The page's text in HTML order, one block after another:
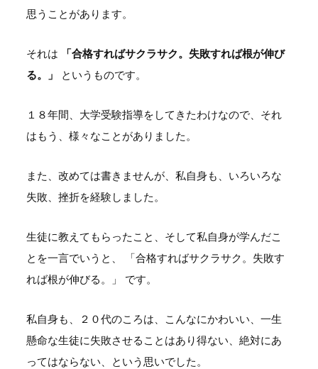
思うことがあります。
それは
「合格すればサクラサク。失敗すれば根が伸び
る。」
というものです。
１８年間、大学受験指導をしてきたわけなので、それ
はもう、様々なことがありました。
また、改めては書きませんが、私自身も、いろいろな
失敗、挫折を経験しました。
生徒に教えてもらったこと、そして私自身が学んだこ
とを一言でいうと、 「合格すればサクラサク。失敗す
れば根が伸びる。」 です。
私自身も、２０代のころは、こんなにかわいい、一生
懸命な生徒に失敗させることはあり得ない、絶対にあ
ってはならない、という思いでした。